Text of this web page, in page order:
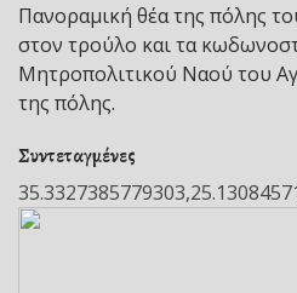
Πανοραμική θέα της πόλης
στον τρούλο και τα
Μητροπολιτικού Ναού του
της πόλης.
Συντεταγμένες